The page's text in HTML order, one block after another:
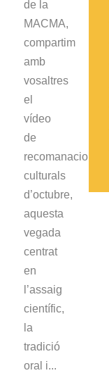
de la
MACMA,
compartim
amb
vosaltres
el
vídeo
de
recomanacions
culturals
d’octubre,
aquesta
vegada
centrat
en
l’assaig
científic,
la
tradició
oral i...